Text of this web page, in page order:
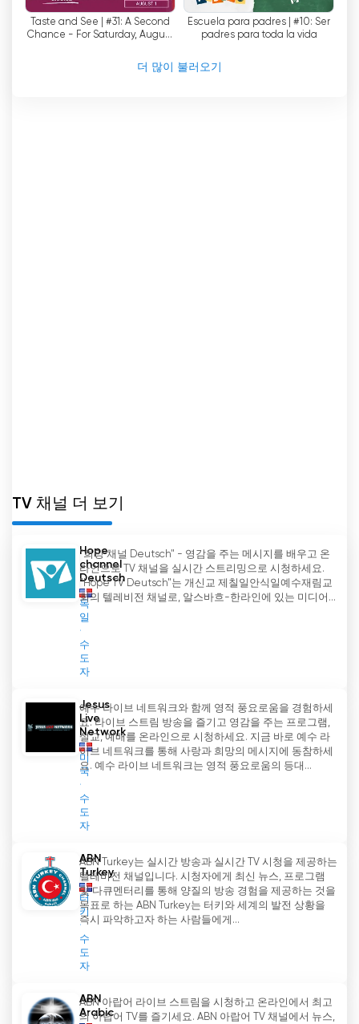
은 케이블, 위성 및 인터넷을 통해 실시간으로 시청
할 수 있으며, 시청자는 무료 인터넷 TV를 시청할 수
있습니다. 에스페란자 TV는 예수님을 더 잘 알고 역
사의 마지막 때에 그분의 희망을 경험할 수 있는 좋
Taste and See | #31: A Second
Chance - For Saturday, August
Escuela para padres | #10: Ser
padres para toda la vida
더 많이 불러오기
TV 채널 더 보기
Hope
channel
Deutsch
독
일
수
도
자
"희망 채널 Deutsch" - 영감을 주는 메시지를 배우고 온
라인으로 TV 채널을 실시간 스트리밍으로 시청하세요.
"Hope TV Deutsch"는 개신교 제칠일안식일예수재림교
회의 텔레비전 채널로, 알스바흐-한라인에 있는 미디어...
Jesus
Live
Network
미
국
수
도
자
예수 라이브 네트워크와 함께 영적 풍요로움을 경험하세
요. 라이브 스트림 방송을 즐기고 영감을 주는 프로그램,
설교, 예배를 온라인으로 시청하세요. 지금 바로 예수 라
이브 네트워크를 통해 사랑과 희망의 메시지에 동참하세
요. 예수 라이브 네트워크는 영적 풍요로움의 등대...
ABN
Turkey
터
키
수
도
자
ABN Turkey는 실시간 방송과 실시간 TV 시청을 제공하는
텔레비전 채널입니다. 시청자에게 최신 뉴스, 프로그램
및 다큐멘터리를 통해 양질의 방송 경험을 제공하는 것을
목표로 하는 ABN Turkey는 터키와 세계의 발전 상황을
즉시 파악하고자 하는 사람들에게...
ABN
Arabic
ABN 아랍어 라이브 스트림을 시청하고 온라인에서 최고
의 아랍어 TV를 즐기세요. ABN 아랍어 TV 채널에서 뉴스,